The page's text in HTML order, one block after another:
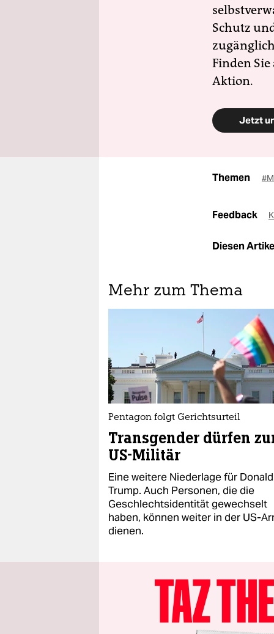
Schutz
Finden
Aktion.
Jetzt
Themen
Feedback
Diesen
Mehr zum Thema
Pentagon folgt Gerichtsurteil
Transgender dürfen
US-Militär
Eine weitere Niederlage für Donald
Trump. Auch Personen, die die
Geschlechtsidentität gewechselt
haben, können weiter in der US-
dienen.